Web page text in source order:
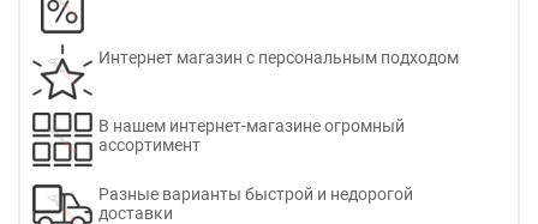
Интернет магазин с персональным подходом
В нашем интернет-магазине огромный
ассортимент
Разные варианты быстрой и недорогой
доставки